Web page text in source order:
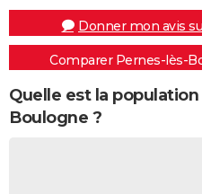
Donner mon avis
Comparer Pernes-lès-
Quelle est la
Boulogne ?